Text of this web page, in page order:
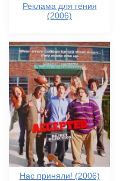
Реклама для гения
(2006)
Нас приняли! (2006)